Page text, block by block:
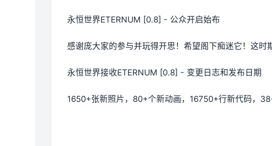
永恒世界ETERNUM [0.8] - 公众开启始布
感谢庞大家的参与并玩得开思！希望阁下痴迷它！这时
永恒世界接收ETERNUM [0.8] - 变更日志和发布日期
1650+张新照片，80+个新动画，16750+行新代码，